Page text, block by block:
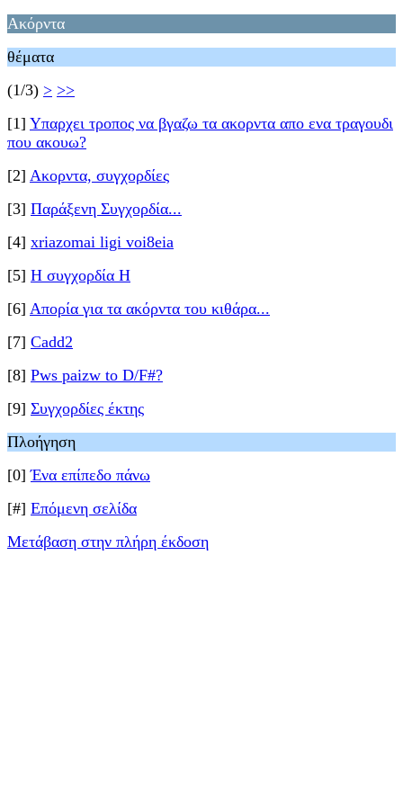
Ακόρντα
θέματα
(1/3) > >>
[1] Υπαρχει τροπος να βγαζω τα ακορντα απο ενα τραγουδι
που ακουω?
[2] Ακορντα, συγχoρδίες
[3] Παράξενη Συγχορδία...
[4] xriazomai ligi voi8eia
[5] Η συγχορδία H
[6] Απορία για τα ακόρντα του κιθάρα...
[7] Cadd2
[8] Pws paizw to D/F#?
[9] Συγχορδίες έκτης
Πλοήγηση
[0]Ένα επίπεδο πάνω
[#] Επόμενη σελίδα
Μετάβαση στην πλήρη έκδοση